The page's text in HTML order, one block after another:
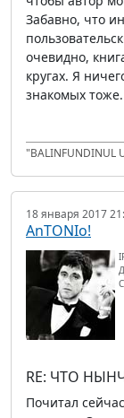
Забавно, что
очевидно,
кругах. Я
знакомых тоже.
"BALINFUNDINUL
18 января 2017
AnTONIo!
RE: ЧТО
Почитал